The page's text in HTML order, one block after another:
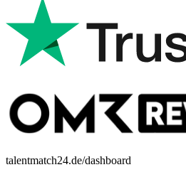
talentmatch24.de/dashboard